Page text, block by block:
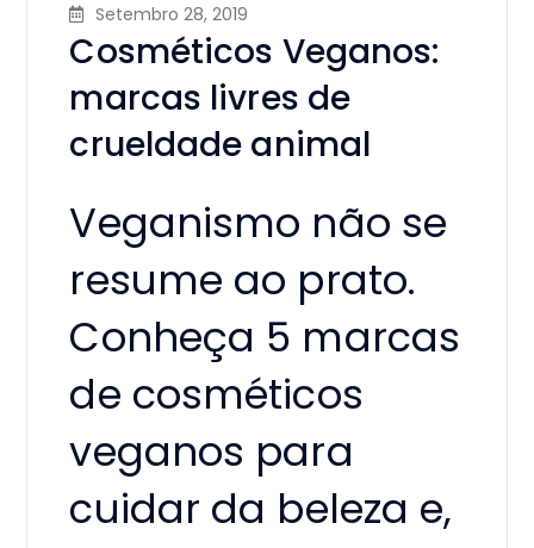
Setembro 28, 2019
Cosméticos Veganos:
marcas livres de
crueldade animal
Veganismo não se
resume ao prato.
Conheça 5 marcas
de cosméticos
veganos para
cuidar da beleza e,